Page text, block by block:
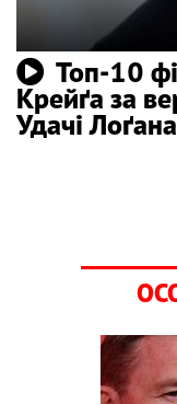
Топ-10
Крейґа за
Удачі